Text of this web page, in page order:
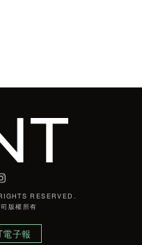
RESERVED.
版權所有
電子報